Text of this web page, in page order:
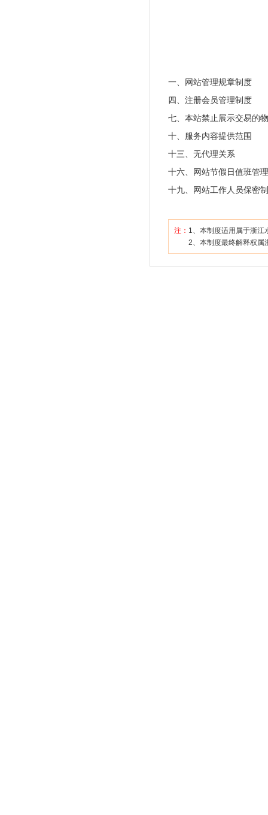
一、网站管理规章制度
四、注册会员管理制度
七、本站禁止展示交易的
十、服务内容提供范围
十三、无代理关系
十六、网站节假日值班管
十九、网站工作人员保密
注： 1、本制度适用属于浙江
2、本制度最终解释权属浙